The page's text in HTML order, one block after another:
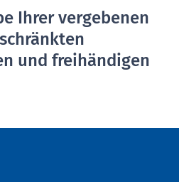
Ihrer vergebenen
und freihändigen